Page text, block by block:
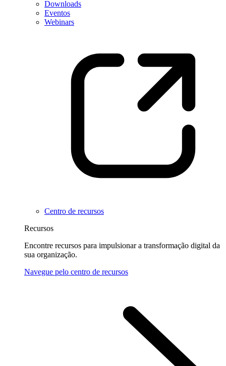
Downloads
Eventos
Webinars
Centro de recursos
Recursos
Encontre recursos para impulsionar a transformação digital da
sua organização.
Navegue pelo centro de recursos